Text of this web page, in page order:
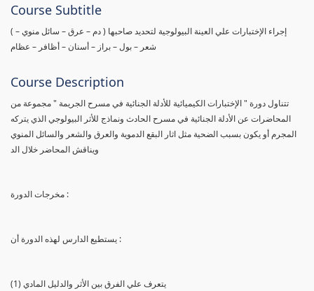
Course Subtitle
( إجراء الإختبارات علي العينة البيولوجية لتحديد صاحبها ( دم – عرق – سائل منوي –
شعر – بول – براز – أسنان – أظافر – عظام
Course Description
تتناول دورة " الإختبارات الكيميائية للأدلة الجنائية في مسرح الجريمة " مجموعة من
المحاضرات عن الأدلة الجنائية في مسرح الحادث ونماذج للأثر البيولوجي الذي يتركه
المجرم أو يكون بسبب الضحية مثل اثار البقع الدموية والعرق والشعر والسائل المنوي
ويناقش المحاضر خلال الد
مخرجات الدورة :
يستطيع الدارس لهذه الدورة أن :
(1) يتعرف علي الفرق بين الأثر والدليل المادي